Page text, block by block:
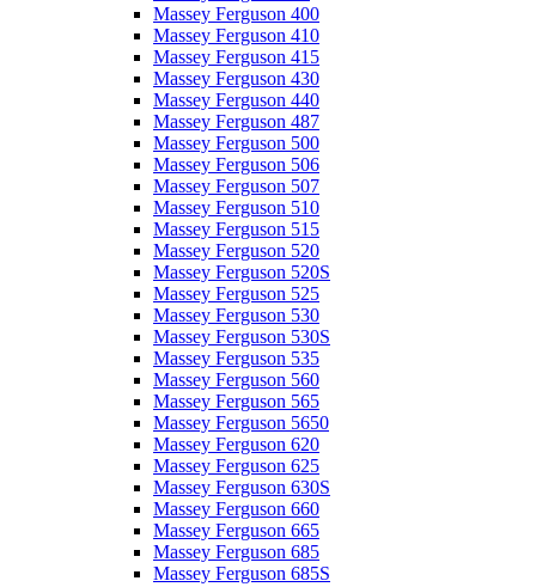
Massey Ferguson 400
Massey Ferguson 410
Massey Ferguson 415
Massey Ferguson 430
Massey Ferguson 440
Massey Ferguson 487
Massey Ferguson 500
Massey Ferguson 506
Massey Ferguson 507
Massey Ferguson 510
Massey Ferguson 515
Massey Ferguson 520
Massey Ferguson 520S
Massey Ferguson 525
Massey Ferguson 530
Massey Ferguson 530S
Massey Ferguson 535
Massey Ferguson 560
Massey Ferguson 565
Massey Ferguson 5650
Massey Ferguson 620
Massey Ferguson 625
Massey Ferguson 630S
Massey Ferguson 660
Massey Ferguson 665
Massey Ferguson 685
Massey Ferguson 685S